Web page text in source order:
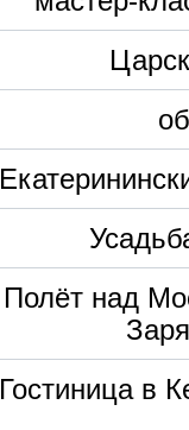
Полёт над
Гостиница в